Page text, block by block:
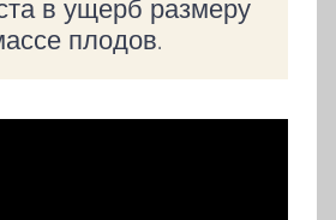
в ущерб размеру
плодов.